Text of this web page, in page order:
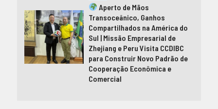
Aperto de Mãos
Transoceânico, Ganhos
Compartilhados na América do
Sul | Missão Empresarial de
Zhejiang e Peru Visita CCDIBC
para Construir Novo Padrão de
Cooperação Econômica e
Comercial